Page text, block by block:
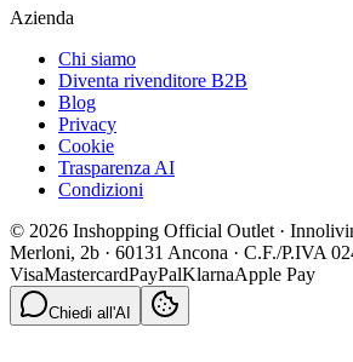
Azienda
Chi siamo
Diventa rivenditore B2B
Blog
Privacy
Cookie
Trasparenza AI
Condizioni
© 2026 Inshopping Official Outlet ·
Merloni, 2b · 60131 Ancona · C.F./P.IVA
VisaMastercardPayPalKlarnaApple Pay
Chiedi all'AI